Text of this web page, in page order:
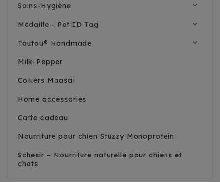
Soins-Hygiène expand_more
Médaille - Pet ID Tag expand_more
Toutou® Handmade expand_more
Milk-Pepper
Colliers Maasaï
Home accessories
Carte cadeau
Nourriture pour chien Stuzzy Monoprotein
Schesir – Nourriture naturelle pour chiens et
chats